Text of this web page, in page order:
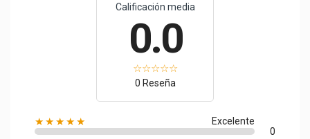
Calificación media
0.0
0 Reseña
★★★★★
Excelente
0